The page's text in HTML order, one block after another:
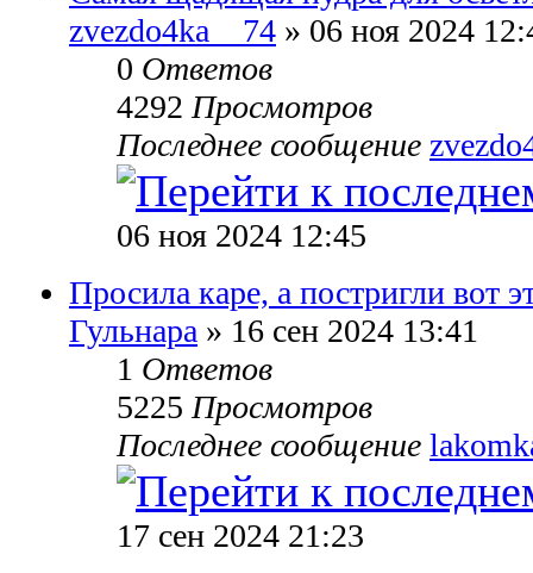
zvezdo4ka__74 » 06 ноя 2024
0 Ответов
4292Просмотров
Последнее сообщение
06 ноя 2024 12:45
Просила каре, а постригли вот
Гульнара » 16 сен 2024 13:41
1 Ответов
5225Просмотров
Последнее сообщение
17 сен 2024 21:23